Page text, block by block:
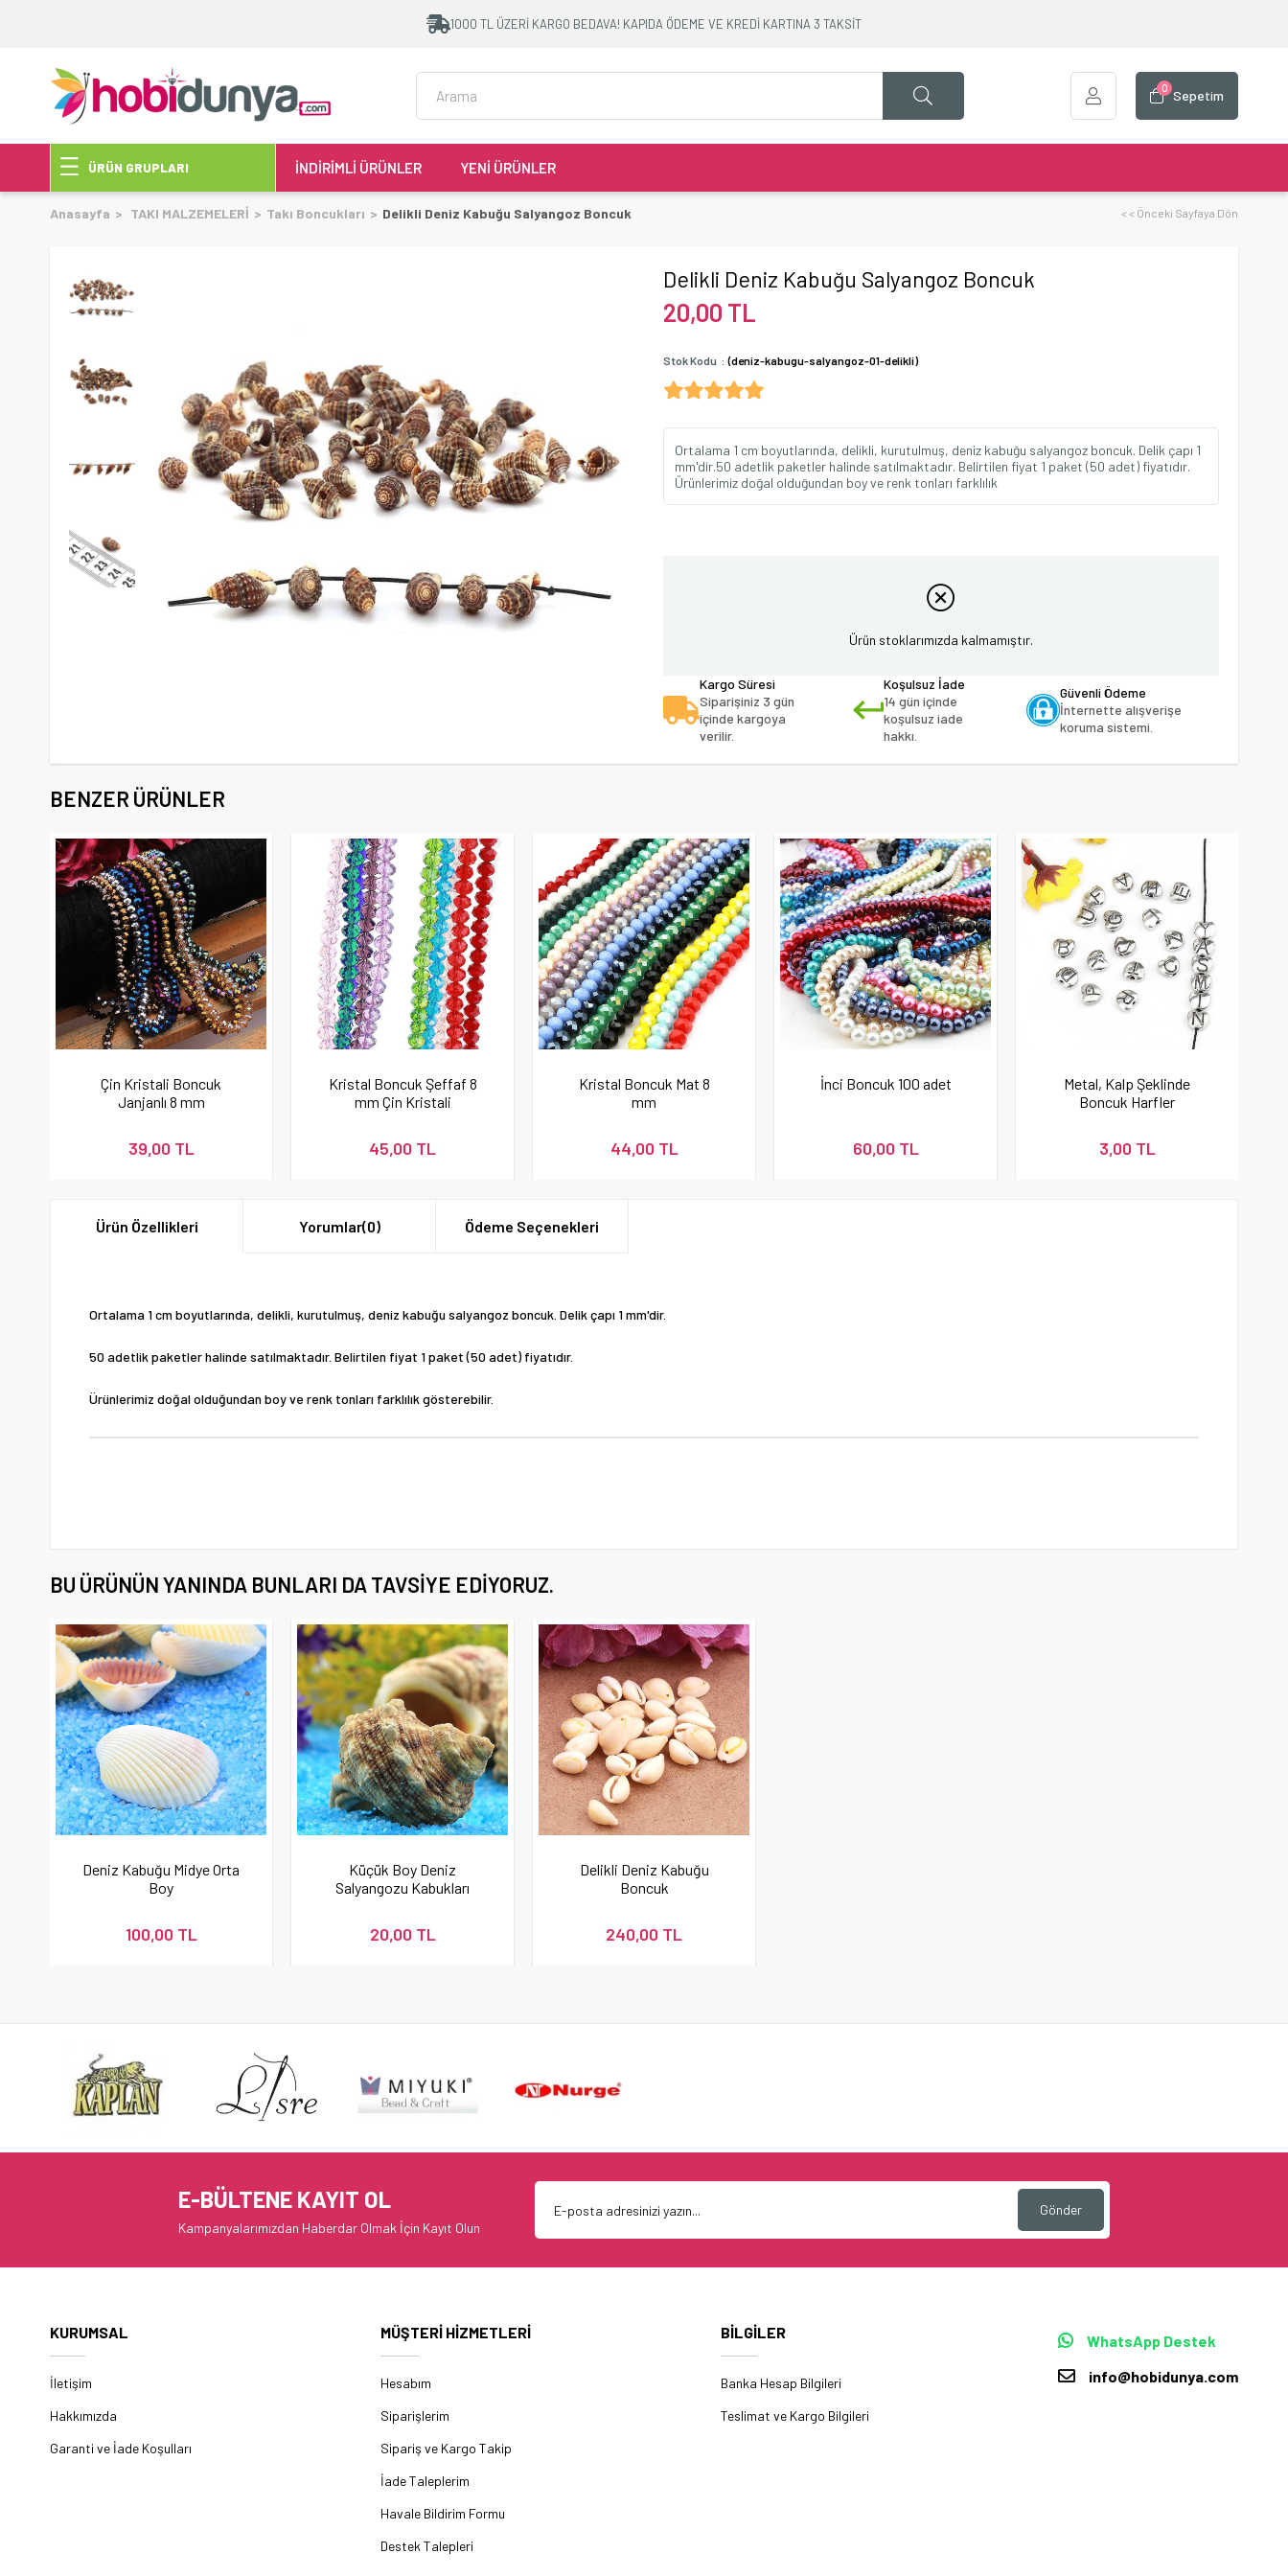
1000 TL ÜZERİ KARGO BEDAVA! KAPIDA ÖDEME VE KREDİ KARTINA 3 TAKSİT
Sepetim
0
ÜRÜN GRUPLARI İNDİRİMLİ ÜRÜNLER YENİ ÜRÜNLER
Anasayfa TAKI MALZEMELERİ Takı Boncukları Delikli Deniz Kabuğu Salyangoz Boncuk < < Önceki Sayfaya Dön
Delikli Deniz Kabuğu Salyangoz Boncuk
20,00 TL
Stok Kodu (deniz-kabugu-salyangoz-01-delikli)
Ortalama 1 cm boyutlarında, delikli, kurutulmuş, deniz kabuğu salyangoz boncuk. Delik çapı 1
mm'dir.50 adetlik paketler halinde satılmaktadır. Belirtilen fiyat 1 paket (50 adet) fiyatıdır.
Ürünlerimiz doğal olduğundan boy ve renk tonları farklılık
Ürün stoklarımızda kalmamıştır.
Kargo Süresi
Siparişiniz 3 gün
içinde kargoya
verilir.
Koşulsuz İade
14 gün içinde
koşulsuz iade
hakkı.
Güvenli Ödeme
İnternette alışverişe
koruma sistemi.
BENZER ÜRÜNLER
Çin Kristali Boncuk
Janjanlı 8 mm
39,00 TL
Kristal Boncuk Şeffaf 8
mm Çin Kristali
45,00 TL
Kristal Boncuk Mat 8
mm
44,00 TL
İnci Boncuk 100 adet
60,00 TL
Metal, Kalp Şeklinde
Boncuk Harfler
3,00 TL
Ürün Özellikleri Yorumlar(0) Ödeme Seçenekleri
Ortalama 1 cm boyutlarında, delikli, kurutulmuş, deniz kabuğu salyangoz boncuk. Delik çapı 1 mm'dir.
50 adetlik paketler halinde satılmaktadır. Belirtilen fiyat 1 paket (50 adet) fiyatıdır.
Ürünlerimiz doğal olduğundan boy ve renk tonları farklılık gösterebilir.
BU ÜRÜNÜN YANINDA BUNLARI DA TAVSIYE EDIYORUZ.
Deniz Kabuğu Midye Orta
Boy
100,00 TL
Küçük Boy Deniz
Salyangozu Kabukları
20,00 TL
Delikli Deniz Kabuğu
Boncuk
240,00 TL
E-BÜLTENE KAYIT OL
Kampanyalarımızdan Haberdar Olmak İçin Kayıt Olun
Gönder
KURUMSAL
İletişim
Hakkımızda
Garanti ve İade Koşulları
MÜŞTERİ HİZMETLERİ
Hesabım
Siparişlerim
Sipariş ve Kargo Takip
İade Taleplerim
Havale Bildirim Formu
Destek Talepleri
BİLGİLER
Banka Hesap Bilgileri
Teslimat ve Kargo Bilgileri
WhatsApp Destek
info@hobidunya.com